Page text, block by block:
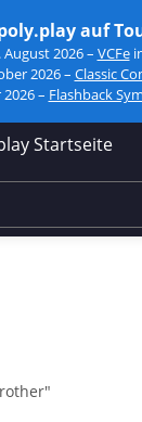
auf
August 2026 – VCFe
2026 – Classic
– Flashback